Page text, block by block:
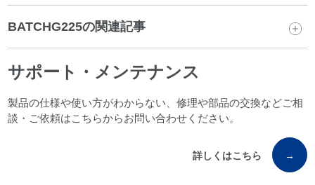
BATCHG225の関連記事
サポート・メンテナンス
製品の仕様や使い方がわからない、修理や部品の交換などご相
談・ご依頼はこちらからお問い合わせください。
詳しくはこちら →